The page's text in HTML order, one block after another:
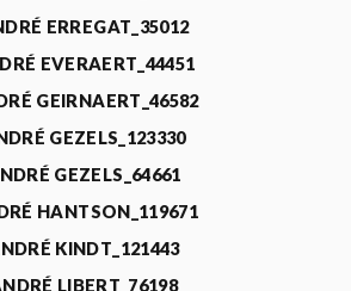
ERREGAT_35012
EVERAERT_44451
GEIRNAERT_46582
GEZELS_123330
GEZELS_64661
HANTSON_119671
KINDT_121443
LIBERT_76198